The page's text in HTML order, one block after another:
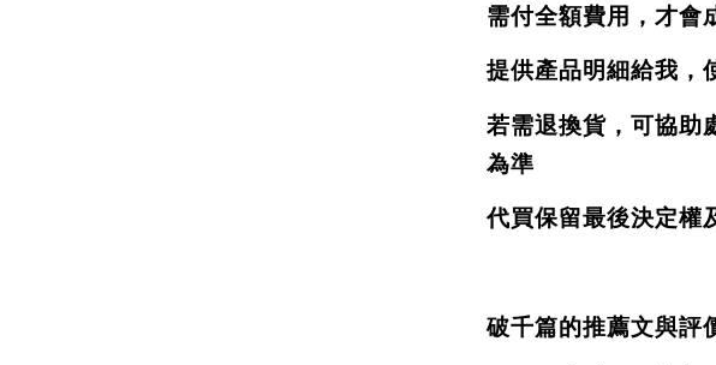
需付全額費用，才會
提供產品明細給我，
若需退換貨，可協助
為準
代買保留最後決定權
破千篇的推薦文與評